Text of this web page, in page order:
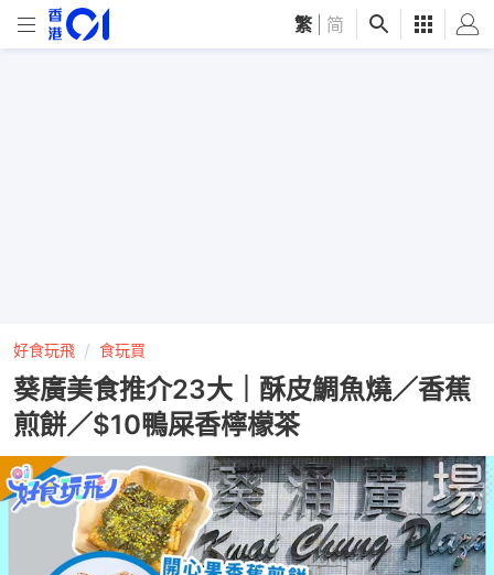
繁 简
好食玩飛 食玩買
葵廣美食推介23大｜酥皮鯛魚燒／香蕉
煎餅／$10鴨屎香檸檬茶